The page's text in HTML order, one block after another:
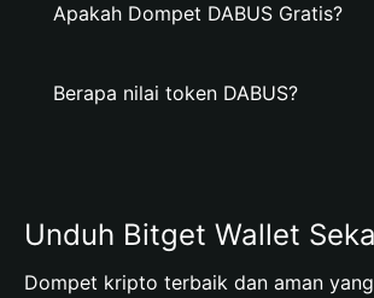
Apakah Dompet DABUS Gratis?
Berapa nilai token DABUS?
Unduh Bitget Wallet
Dompet kripto terbaik dan aman